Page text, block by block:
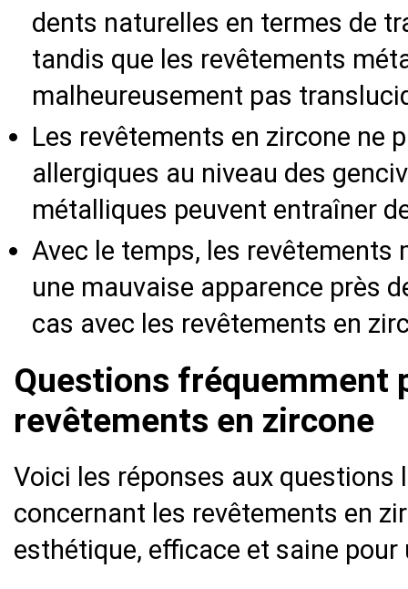
dents naturelles en termes de
tandis que les revêtements
malheureusement pas
Les revêtements en zircone ne
allergiques au niveau des
métalliques peuvent entraîner
Avec le temps, les
une mauvaise apparence près
cas avec les revêtements en
Questions fréquemment
revêtements en zircone
Voici les réponses aux
concernant les revêtements en
esthétique, efficace et saine